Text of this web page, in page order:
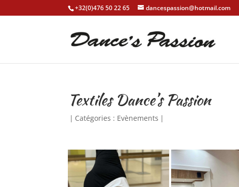
+32(0)476 50 22 65 dancespassion@hotmail.com
Textiles Dance’s Passion
| Catégories : Evènements |